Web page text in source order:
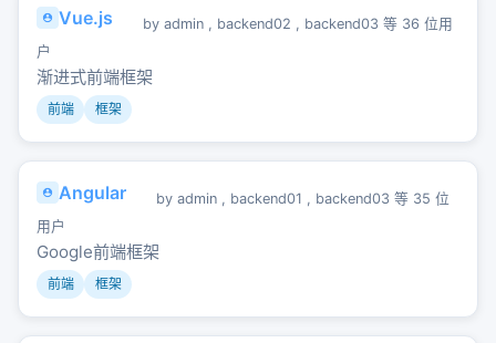
Vue.js by admin , backend02 , backend03 等 36 位用
户
渐进式前端框架
前端 框架
Angular by admin , backend01 , backend03 等 35 位
用户
Google前端框架
前端 框架